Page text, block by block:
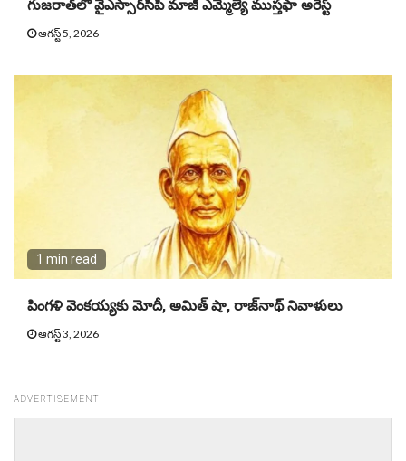
గుజరాత్‌లో వైఎస్సార్​సీపీ మాజీ ఎమ్మెల్యే ముస్తఫా అరెస్ట్
ఆగస్ట్ 5, 2026
1 min read
పింగళి వెంకయ్యకు మోదీ, అమిత్ షా, రాజ్‌నాథ్ నివాళులు
ఆగస్ట్ 3, 2026
ADVERTISEMENT